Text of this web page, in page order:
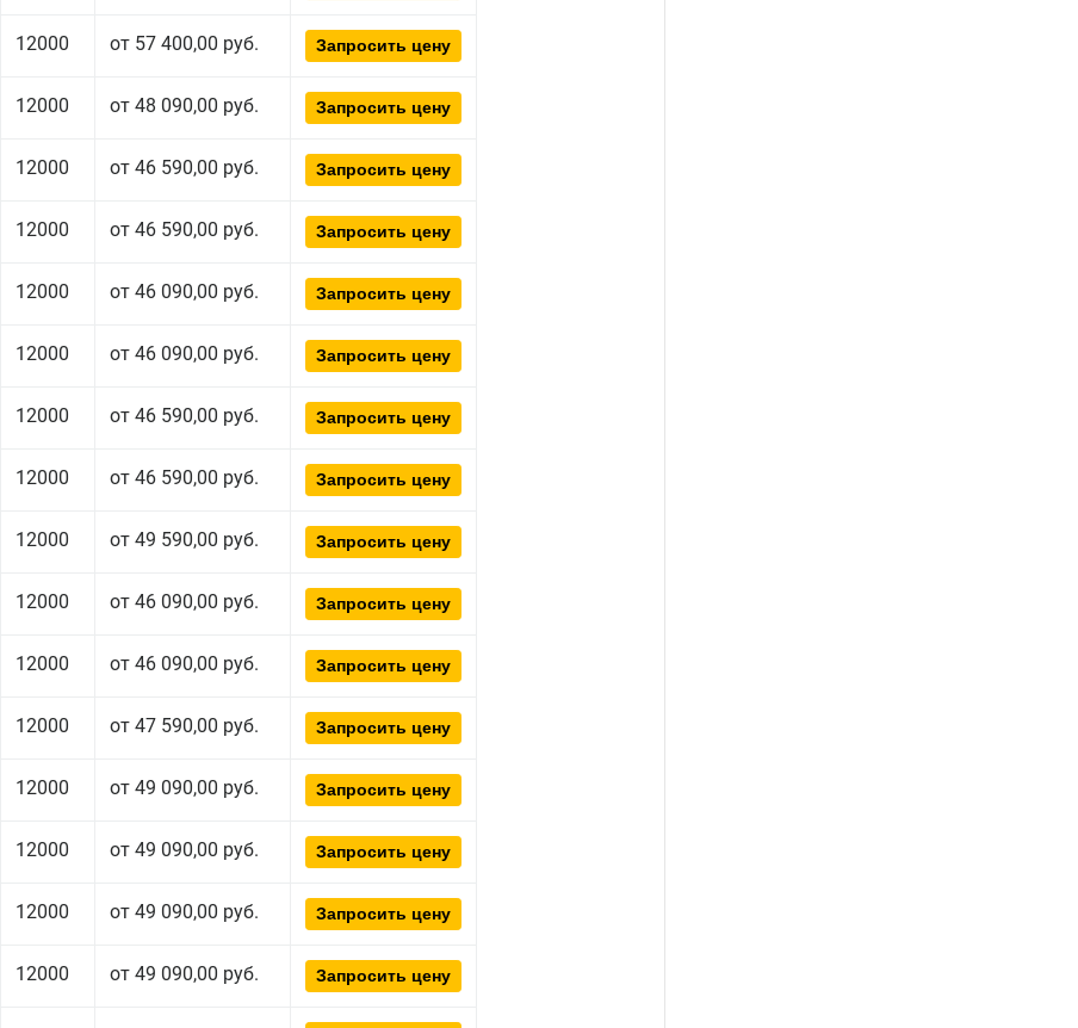
12000 от 57 400,00 руб. Запросить цену
12000 от 48 090,00 руб. Запросить цену
12000 от 46 590,00 руб. Запросить цену
12000 от 46 590,00 руб. Запросить цену
12000 от 46 090,00 руб. Запросить цену
12000 от 46 090,00 руб. Запросить цену
12000 от 46 590,00 руб. Запросить цену
12000 от 46 590,00 руб. Запросить цену
12000 от 49 590,00 руб. Запросить цену
12000 от 46 090,00 руб. Запросить цену
12000 от 46 090,00 руб. Запросить цену
12000 от 47 590,00 руб. Запросить цену
12000 от 49 090,00 руб. Запросить цену
12000 от 49 090,00 руб. Запросить цену
12000 от 49 090,00 руб. Запросить цену
12000 от 49 090,00 руб. Запросить цену